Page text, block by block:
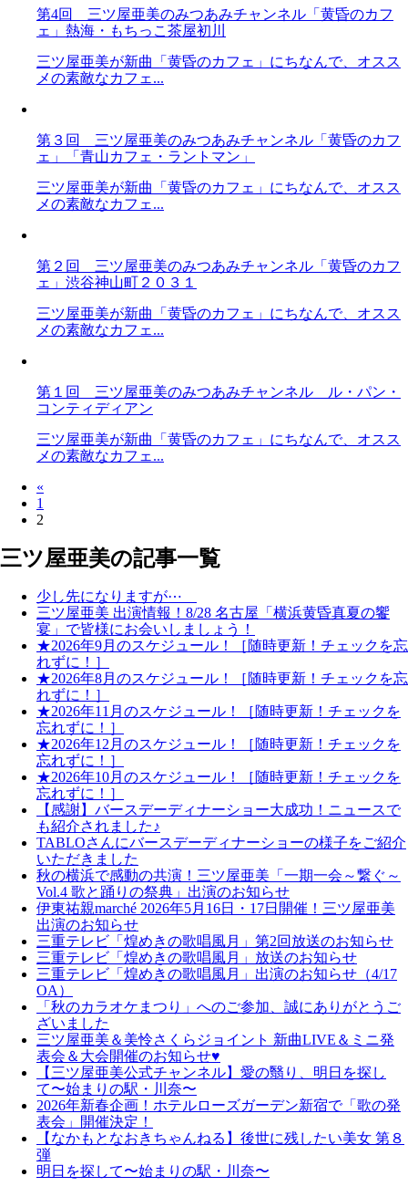
第4回 三ツ屋亜美のみつあみチャンネル「黄昏のカフ
ェ」熱海・もちっこ茶屋初川
三ツ屋亜美が新曲「黄昏のカフェ」にちなんで、オスス
メの素敵なカフェ...
第３回 三ツ屋亜美のみつあみチャンネル「黄昏のカフ
ェ」「青山カフェ・ラントマン」
三ツ屋亜美が新曲「黄昏のカフェ」にちなんで、オスス
メの素敵なカフェ...
第２回 三ツ屋亜美のみつあみチャンネル「黄昏のカフ
ェ」渋谷神山町２０３１
三ツ屋亜美が新曲「黄昏のカフェ」にちなんで、オスス
メの素敵なカフェ...
第１回 三ツ屋亜美のみつあみチャンネル ル・パン・
コンティディアン
三ツ屋亜美が新曲「黄昏のカフェ」にちなんで、オスス
メの素敵なカフェ...
«
1
2
三ツ屋亜美の記事一覧
少し先になりますが⋯
三ツ屋亜美 出演情報！8/28 名古屋「横浜黄昏真夏の饗
宴」で皆様にお会いしましょう！
★2026年9月のスケジュール！［随時更新！チェックを忘
れずに！］
★2026年8月のスケジュール！［随時更新！チェックを忘
れずに！］
★2026年11月のスケジュール！［随時更新！チェックを
忘れずに！］
★2026年12月のスケジュール！［随時更新！チェックを
忘れずに！］
★2026年10月のスケジュール！［随時更新！チェックを
忘れずに！］
【感謝】バースデーディナーショー大成功！ニュースで
も紹介されました♪
TABLOさんにバースデーディナーショーの様子をご紹介
いただきました
秋の横浜で感動の共演！三ツ屋亜美「一期一会～繋ぐ～
Vol.4 歌と踊りの祭典」出演のお知らせ
伊東祐親marché 2026年5月16日・17日開催！三ツ屋亜美
出演のお知らせ
三重テレビ「煌めきの歌唱風月」第2回放送のお知らせ
三重テレビ「煌めきの歌唱風月」放送のお知らせ
三重テレビ「煌めきの歌唱風月」出演のお知らせ（4/17
OA）
「秋のカラオケまつり」へのご参加、誠にありがとうご
ざいました
三ツ屋亜美＆美怜さくらジョイント 新曲LIVE＆ミニ発
表会＆大会開催のお知らせ♥
【三ツ屋亜美公式チャンネル】愛の翳り、明日を探し
て〜始まりの駅・川奈〜
2026年新春企画！ホテルローズガーデン新宿で「歌の発
表会」開催決定！
【なかもとなおきちゃんねる】後世に残したい美女 第８
弾
明日を探して〜始まりの駅・川奈〜